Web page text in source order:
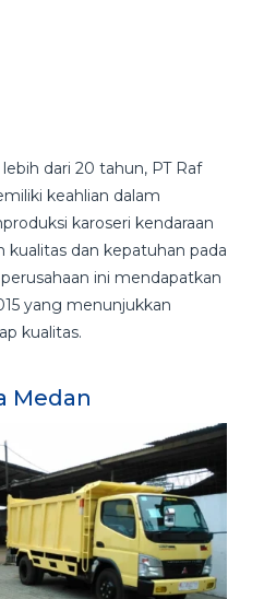
dari 20 tahun, PT Raf
keahlian dalam
karoseri kendaraan
kualitas dan kepatuhan pada
ini mendapatkan
yang menunjukkan
kualitas.
Medan